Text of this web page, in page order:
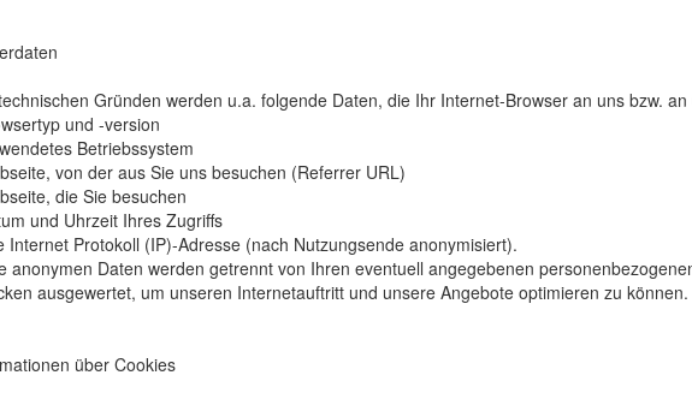
Gründen werden u.a. folgende Daten, die Ihr Internet-Browser an uns bzw.
und -version
Betriebssystem
von der aus Sie uns besuchen (Referrer URL)
die Sie besuchen
und Uhrzeit Ihres Zugriffs
Internet Protokoll (IP)-Adresse (nach Nutzungsende anonymisiert).
anonymen Daten werden getrennt von Ihren eventuell angegebenen
ausgewertet, um unseren Internetauftritt und unsere Angebote optimieren zu können.
über Cookies